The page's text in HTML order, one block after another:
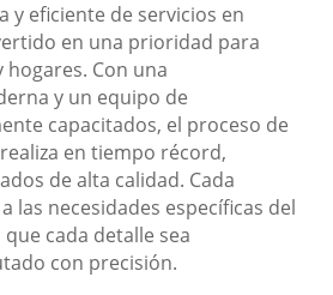
y eficiente de servicios en
en una prioridad para
Con una
y un equipo de
capacitados, el proceso de
en tiempo récord,
de alta calidad. Cada
las necesidades específicas del
cada detalle sea
con precisión.